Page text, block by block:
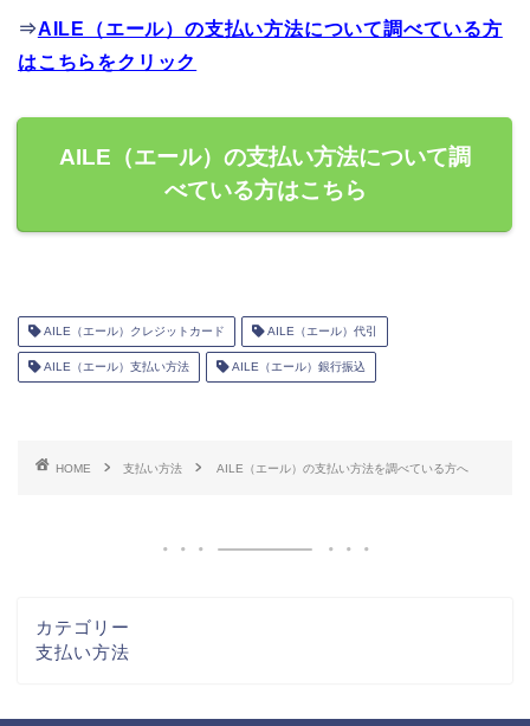
⇒AILE（エール）の支払い方法について調べている方
はこちらをクリック
AILE（エール）の支払い方法について調
べている方はこちら
AILE（エール）クレジットカード AILE（エール）代引
AILE（エール）支払い方法 AILE（エール）銀行振込
HOME 支払い方法 AILE（エール）の支払い方法を調べている方へ
カテゴリー
支払い方法